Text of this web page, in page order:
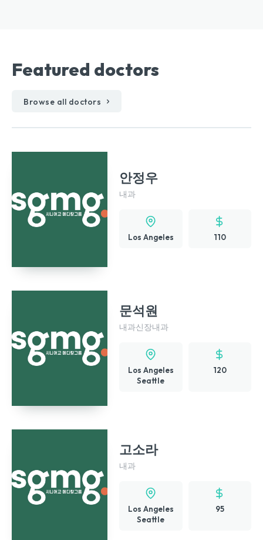
Featured doctors
Browse all doctors
안정우
내과
Los Angeles 110
문석원
내과신장내과
Los Angeles
Seattle
120
고소라
내과
Los Angeles
Seattle
95